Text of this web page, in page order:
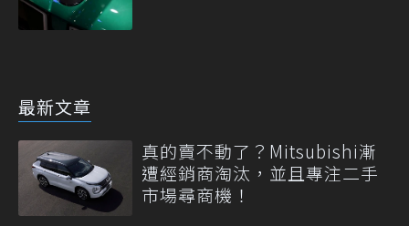
最新文章
真的賣不動了？Mitsubishi漸
遭經銷商淘汰，並且專注二手
市場尋商機！